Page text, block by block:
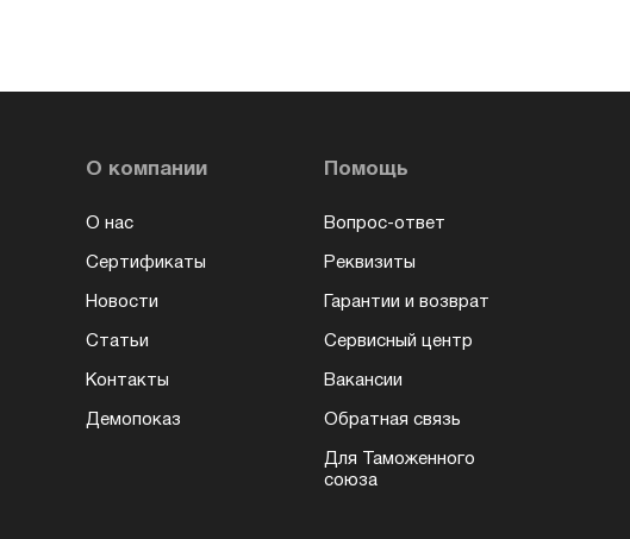
О компании
О нас
Сертификаты
Новости
Статьи
Контакты
Демопоказ
Помощь
Вопрос-ответ
Реквизиты
Гарантии и возврат
Сервисный центр
Вакансии
Обратная связь
Для Таможенного
союза